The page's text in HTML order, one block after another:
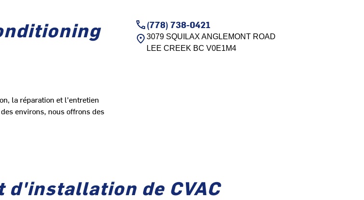
la réparation et l'entretien
environs, nous offrons des
(778) 738-0421
3079 SQUILAX ANGLEMONT ROAD
LEE CREEK BC V0E1M4
de CVAC